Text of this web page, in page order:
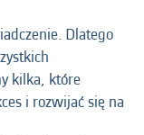
Dlatego
kilka, które
i rozwijać się na